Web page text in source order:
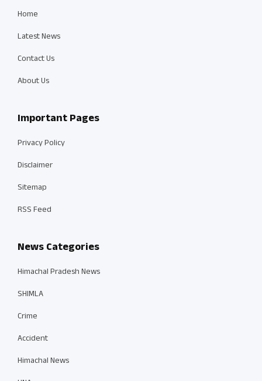
Home
Latest News
Contact Us
About Us
Important Pages
Privacy Policy
Disclaimer
Sitemap
RSS Feed
News Categories
Himachal Pradesh News
SHIMLA
Crime
Accident
Himachal News